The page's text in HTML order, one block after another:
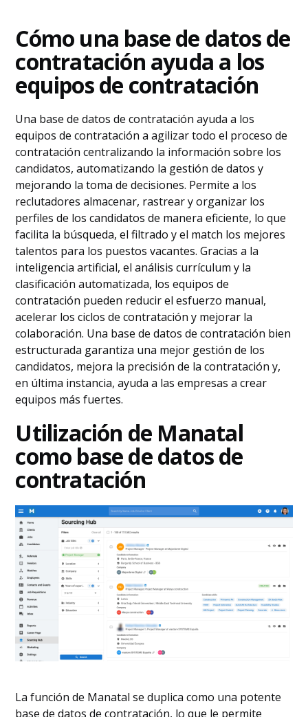
Cómo una base de datos de
contratación ayuda a los
equipos de contratación
Una base de datos de contratación ayuda a los
equipos de contratación a agilizar todo el proceso de
contratación centralizando la información sobre los
candidatos, automatizando la gestión de datos y
mejorando la toma de decisiones. Permite a los
reclutadores almacenar, rastrear y organizar los
perfiles de los candidatos de manera eficiente, lo que
facilita la búsqueda, el filtrado y el match los mejores
talentos para los puestos vacantes. Gracias a la
inteligencia artificial, el análisis currículum y la
clasificación automatizada, los equipos de
contratación pueden reducir el esfuerzo manual,
acelerar los ciclos de contratación y mejorar la
colaboración. Una base de datos de contratación bien
estructurada garantiza una mejor gestión de los
candidatos, mejora la precisión de la contratación y,
en última instancia, ayuda a las empresas a crear
equipos más fuertes.
Utilización de Manatal
como base de datos de
contratación
La función de Manatal se duplica como una potente
base de datos de contratación, lo que le permite